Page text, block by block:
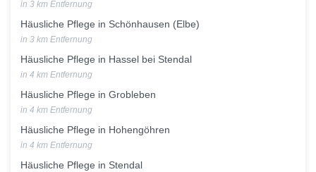
in 3 km Entfernung
Häusliche Pflege in Schönhausen (Elbe)
in 3 km Entfernung
Häusliche Pflege in Hassel bei Stendal
in 4 km Entfernung
Häusliche Pflege in Grobleben
in 4 km Entfernung
Häusliche Pflege in Hohengöhren
in 4 km Entfernung
Häusliche Pflege in Stendal